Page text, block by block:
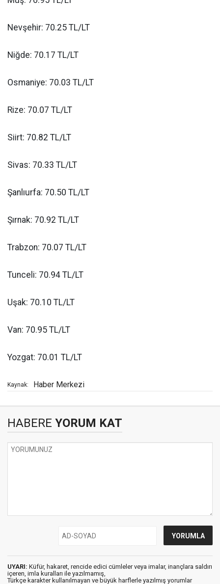
Nevşehir: 70.25 TL/LT
Niğde: 70.17 TL/LT
Osmaniye: 70.03 TL/LT
Rize: 70.07 TL/LT
Siirt: 70.82 TL/LT
Sivas: 70.33 TL/LT
Şanlıurfa: 70.50 TL/LT
Şırnak: 70.92 TL/LT
Trabzon: 70.07 TL/LT
Tunceli: 70.94 TL/LT
Uşak: 70.10 TL/LT
Van: 70.95 TL/LT
Yozgat: 70.01 TL/LT
Kaynak: Haber Merkezi
HABERE YORUM KAT
UYARI: Küfür, hakaret, rencide edici cümleler veya imalar, inançlara saldırı
içeren, imla kuralları ile yazılmamış,
Türkçe karakter kullanılmayan ve büyük harflerle yazılmış yorumlar